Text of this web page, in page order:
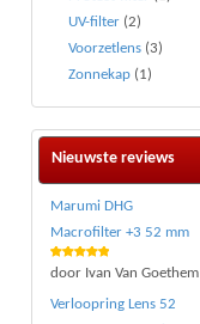
UV-filter(2)
Voorzetlens(3)
Zonnekap(1)
Nieuwste reviews
Marumi DHG
Macrofilter +3 52 mm
Waardering
door Ivan Van Goethem
Verloopring Lens 52